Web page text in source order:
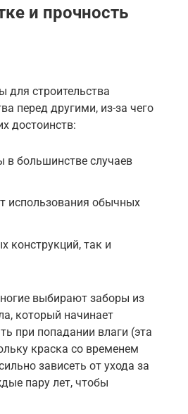
и прочность
для строительства
перед другими, из-за чего
достоинств:
в большинстве случаев
использования обычных
конструкций, так и
выбирают заборы из
который начинает
при попадании влаги (эта
краска со временем
зависеть от ухода за
пару лет, чтобы